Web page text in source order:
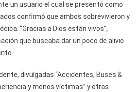
un usuario el cual se presentó como
confirmó que ambos sobrevivieron y
“Gracias a Dios están vivos”,
que buscaba dar un poco de alivio
divulgadas “Accidentes, Buses &
y menos víctimas” y otras